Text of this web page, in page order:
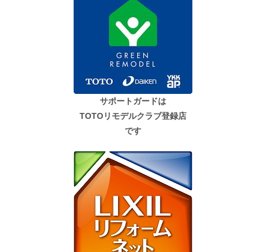
サポートガードは
TOTOリモデルクラブ登録店
です